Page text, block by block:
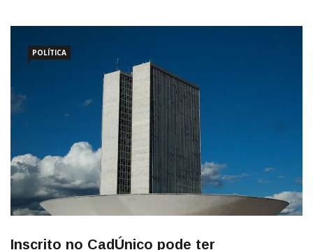
POLÍTICA
Inscrito no CadÚnico pode ter